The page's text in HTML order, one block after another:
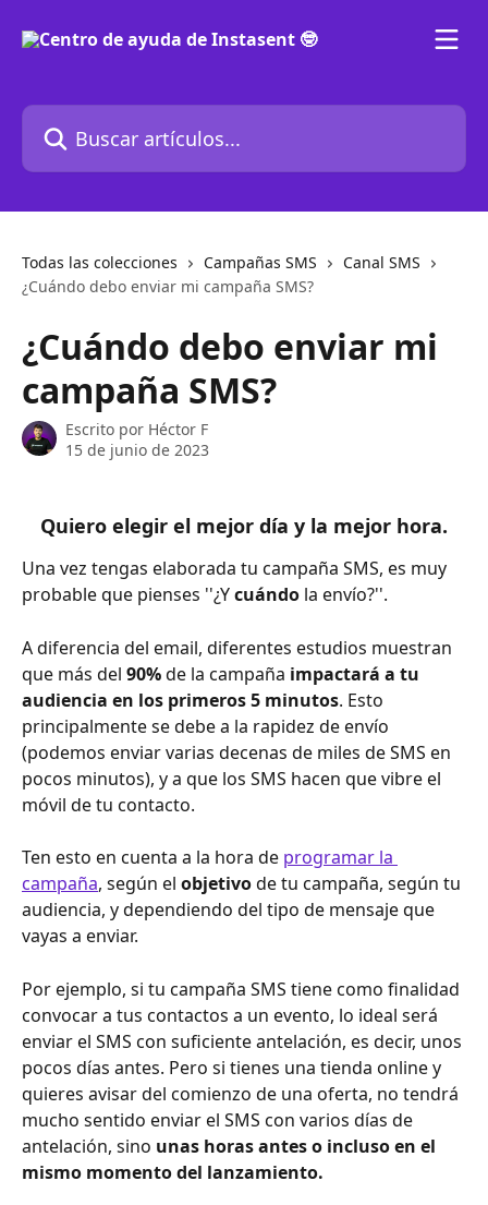
Buscar artículos...
Todas las colecciones Campañas SMS
Canal SMS
¿Cuándo debo enviar mi campaña SMS?
¿Cuándo debo enviar mi
campaña SMS?
Escrito por Héctor F
15 de junio de 2023
Quiero elegir el mejor día y la mejor hora.
Una vez tengas elaborada tu campaña SMS, es muy
probable que pienses ''¿Y cuándo la envío?''.
A diferencia del email, diferentes estudios muestran
que más del 90% de la campaña impactará a tu
audiencia en los primeros 5 minutos. Esto
principalmente se debe a la rapidez de envío
(podemos enviar varias decenas de miles de SMS en
pocos minutos), y a que los SMS hacen que vibre el
móvil de tu contacto.
Ten esto en cuenta a la hora de programar la
campaña, según el objetivo de tu campaña, según tu
audiencia, y dependiendo del tipo de mensaje que
vayas a enviar.
Por ejemplo, si tu campaña SMS tiene como finalidad
convocar a tus contactos a un evento, lo ideal será
enviar el SMS con suficiente antelación, es decir, unos
pocos días antes. Pero si tienes una tienda online y
quieres avisar del comienzo de una oferta, no tendrá
mucho sentido enviar el SMS con varios días de
antelación, sino unas horas antes o incluso en el
mismo momento del lanzamiento.